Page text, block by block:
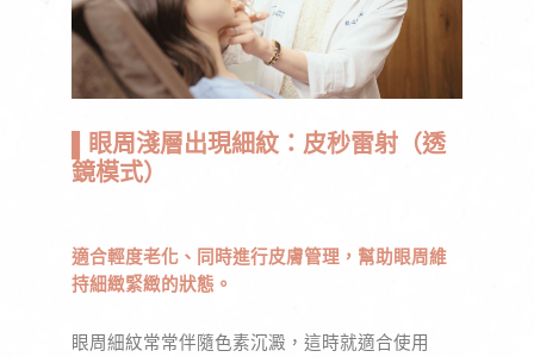
▌眼周淺層出現細紋：皮秒雷射（透
鏡模式）
適合輕度老化、同時進行皮膚管理，幫助眼周維
持細緻緊緻的狀態。
眼周細紋常常伴隨色素沉澱，這時就適合使用